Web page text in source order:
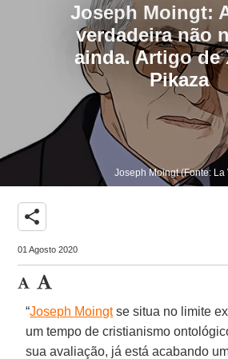
Joseph Moingt:
verdadeira não
ainda. Artigo de
Pikaza
Joseph Moingt (Fonte: La
share
01 Agosto 2020
“Joseph Moingtse situa no limite
um tempo de cristianismo
sua avaliação, já está acabando